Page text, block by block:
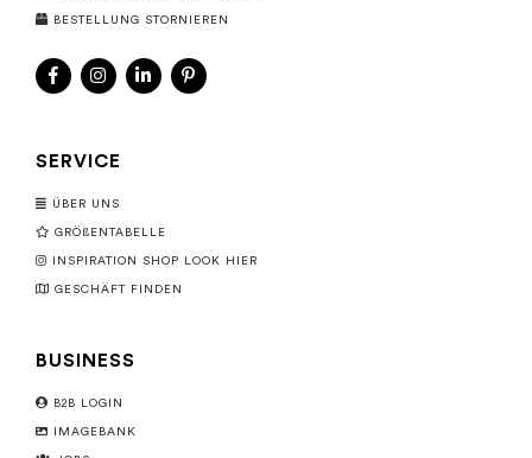
BESTELLUNG STORNIEREN
SERVICE
ÜBER UNS
GRÖßENTABELLE
INSPIRATION SHOP LOOK HIER
GESCHÄFT FINDEN
BUSINESS
B2B LOGIN
IMAGEBANK